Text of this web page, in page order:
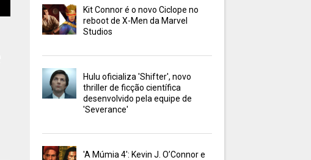
Kit Connor é o novo Ciclope no
reboot de X-Men da Marvel
Studios
Hulu oficializa 'Shifter', novo
thriller de ficção científica
desenvolvido pela equipe de
'Severance'
'A Múmia 4': Kevin J. O’Connor e